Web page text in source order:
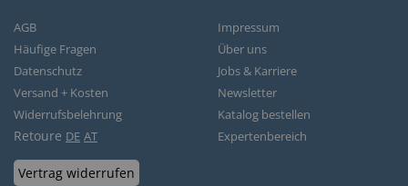
AGB
Häufige Fragen
Datenschutz
Versand + Kosten
Widerrufsbelehrung
Retoure DE AT
Vertrag widerrufen
Impressum
Über uns
Jobs & Karriere
Newsletter
Katalog bestellen
Expertenbereich